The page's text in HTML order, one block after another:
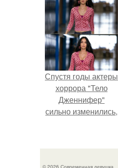
Спустя годы актеры
хоррора "Тело
Дженнифер"
сильно изменились,
кумиров до
© 2026 Современная девушка